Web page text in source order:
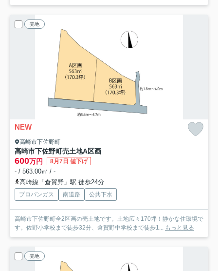
売地
NEW
高崎市下佐野町
高崎市下佐野町売土地A区画
600万円 8月7日 値下げ
- / 563.00㎡ / -
高崎線「倉賀野」駅 徒歩24分
プロパンガス 南道路 公共下水
高崎市下佐野町全2区画の売土地です。土地広々170坪！静かな住環境で
す。佐野小学校まで徒歩32分、倉賀野中学校まで徒歩1...
もっと見る
売地